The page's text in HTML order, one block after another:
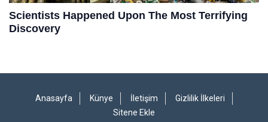
Anasayfa Künye İletişim
Gizlilik İlkeleri
Sitene Ekle